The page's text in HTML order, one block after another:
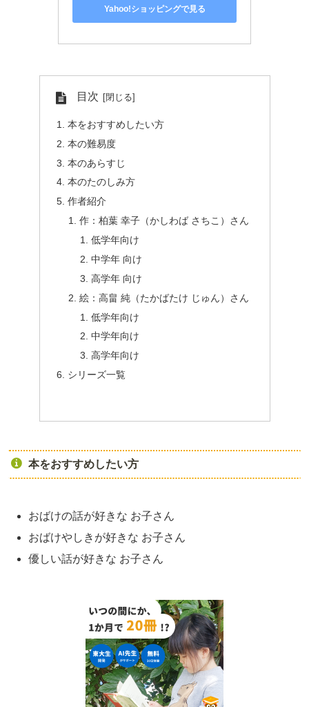
Yahoo!ショッピングで見る
目次
本をおすすめしたい方
本の難易度
本のあらすじ
本のたのしみ方
作者紹介
作：柏葉 幸子（かしわば さちこ）さん
低学年向け
中学年 向け
高学年 向け
絵：高畠 純（たかばたけ じゅん）さん
低学年向け
中学年向け
高学年向け
シリーズ一覧
本をおすすめしたい方
おばけの話が好きな お子さん
おばけやしきが好きな お子さん
優しい話が好きな お子さん